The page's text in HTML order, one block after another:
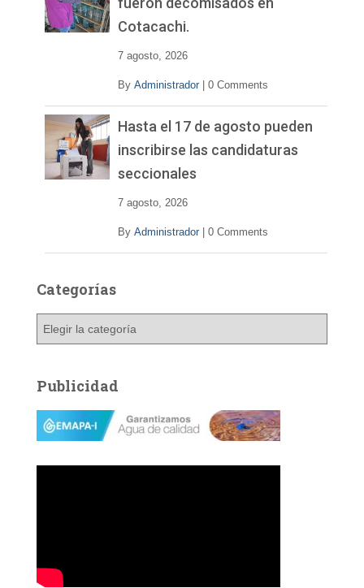
Cotacachi.
7 agosto, 2026
By Administrador 0 Comments
Hasta el 17 de agosto pueden
inscribirse las candidaturas
seccionales
7 agosto, 2026
By Administrador 0 Comments
Categorías
g
o
a
Publicidad